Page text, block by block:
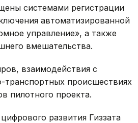
системами регистрации
автоматизированной
управление», а также
вмешательства.
взаимодействия с
происшествиях
пилотного проекта.
развития Гиззата